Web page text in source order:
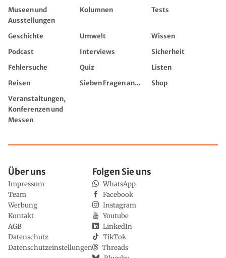
Museen und
Ausstellungen
Kolumnen Tests
Geschichte Umwelt
Wissen
Podcast
Interviews
Sicherheit
Fehlersuche
Quiz
Listen
Reisen
Sieben Fragen an...
Shop
Veranstaltungen,
Konferenzen und
Messen
Über uns
Impressum
Team
Werbung
Kontakt
AGB
Datenschutz
Datenschutzeinstellungen
Folgen Sie uns
WhatsApp
Facebook
Instagram
Youtube
LinkedIn
TikTok
Threads